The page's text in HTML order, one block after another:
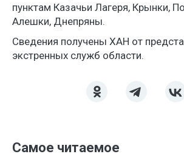
пунктам Казачьи Лагеря, Крынки,
Алешки, Днепряны.
Сведения получены ХАН от
экстренных служб области.
Самое читаемое